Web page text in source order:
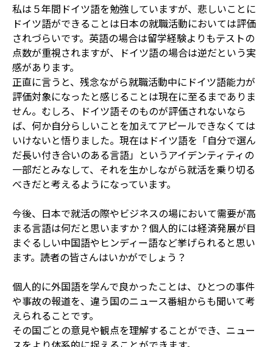
私は５年間ドイツ語を勉強していますが、悲しいことに
ドイツ語ができることは日本の就職活動においては評価
されづらいです。英語の場合は留学経験よりもテストの
点数が重視されますが、ドイツ語の場合は逆だという実
感があります。
正直に言うと、残念ながら就職活動中にドイツ語能力が
評価対象になったと感じることは現在に至るまでありま
せん。むしろ、ドイツ語そのものが評価されないなら
ば、何か自分らしいことを加えてアピールできなくては
いけないと悟りました。現在はドイツ語を「自分で選ん
だ長い付き合いのある言語」というアイデンティティの
一部だとみなして、それを生かしながら就活を乗り切る
べきだと考えるようになっています。
今後、日本で就活の際やビジネスの場において需要が高
まる言語は何だと思いますか？個人的には経済発展が目
まぐるしい中国語やヒンディー語など挙げられると思い
ます。読者の皆さんはいかがでしょう？
個人的に外国語を学んで良かったことは、ひとつの事件
や事故の報道を、違う国のニュース番組からも聞いて考
えられることです。
その国ごとの意見や観点を理解することができ、ニュー